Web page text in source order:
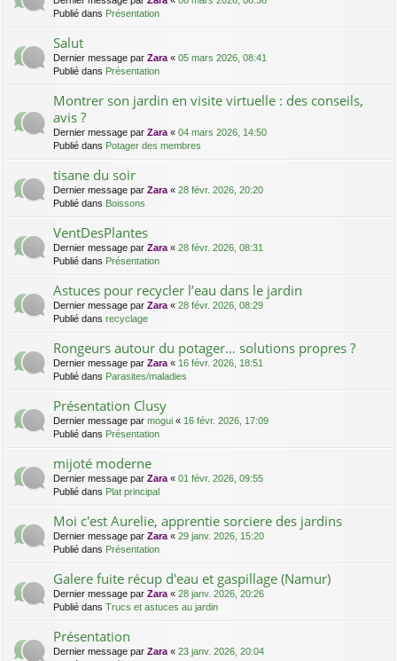
Publié dans Présentation
Salut
Dernier message par Zara « 05 mars 2026, 08:41
Publié dans Présentation
Montrer son jardin en visite virtuelle : des conseils,
avis ?
Dernier message par Zara « 04 mars 2026, 14:50
Publié dans Potager des membres
tisane du soir
Dernier message par Zara « 28 févr. 2026, 20:20
Publié dans Boissons
VentDesPlantes
Dernier message par Zara « 28 févr. 2026, 08:31
Publié dans Présentation
Astuces pour recycler l’eau dans le jardin
Dernier message par Zara « 28 févr. 2026, 08:29
Publié dans recyclage
Rongeurs autour du potager… solutions propres ?
Dernier message par Zara « 16 févr. 2026, 18:51
Publié dans Parasites/maladies
Présentation Clusy
Dernier message par mogui « 16 févr. 2026, 17:09
Publié dans Présentation
mijoté moderne
Dernier message par Zara « 01 févr. 2026, 09:55
Publié dans Plat principal
Moi c'est Aurelie, apprentie sorciere des jardins
Dernier message par Zara « 29 janv. 2026, 15:20
Publié dans Présentation
Galere fuite récup d'eau et gaspillage (Namur)
Dernier message par Zara « 28 janv. 2026, 20:26
Publié dans Trucs et astuces au jardin
Présentation
Dernier message par Zara « 23 janv. 2026, 20:04